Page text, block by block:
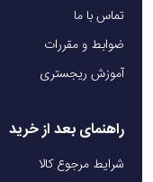
تماس با ما
ضوابط و مقررات
آموزش ریجستری
راهنمای بعد از خرید
شرایط مرجوع کالا